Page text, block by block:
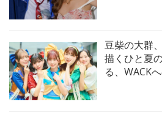
豆柴の大群
描くひと夏
る、WACK